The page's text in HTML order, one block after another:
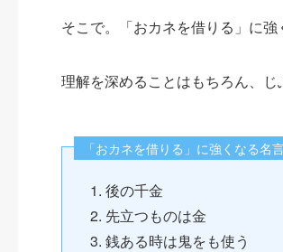
そこで。「おカネを借りる」に強
理解を深めることはもちろん、
「おカネを借りる」に強くなる名
後の千金
先立つものは金
銭ある時は鬼をも使う